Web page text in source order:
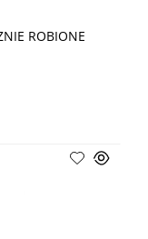
ROBIONE